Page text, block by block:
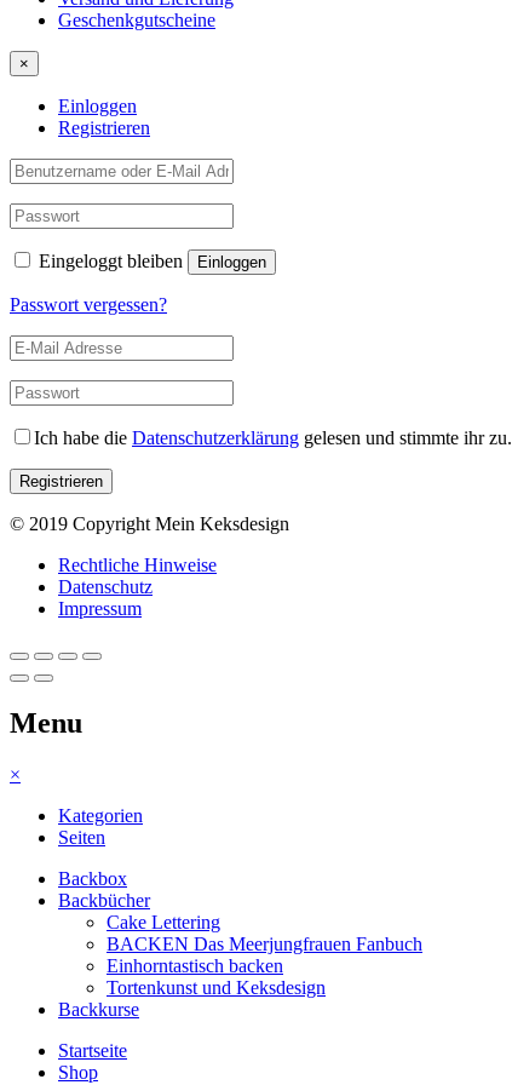
Geschenkgutscheine
×
Einloggen
Registrieren
Eingeloggt bleiben
Passwort vergessen?
Ich habe die Datenschutzerklärung gelesen und stimmte ihr zu.
© 2019 Copyright Mein Keksdesign
Rechtliche Hinweise
Datenschutz
Impressum
Menu
×
Kategorien
Seiten
Backbox
Backbücher
Cake Lettering
BACKEN Das Meerjungfrauen Fanbuch
Einhorntastisch backen
Tortenkunst und Keksdesign
Backkurse
Startseite
Shop